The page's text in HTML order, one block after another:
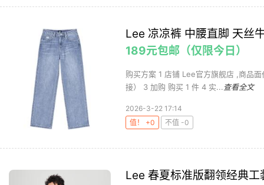
Lee 凉凉裤 中腰直脚 天丝
189元包邮（仅限今日）
购买方案 1 店铺 Lee官方旗舰店 ,商品
接） 3 加购 购买 1 件 4 实... 查看全文
2026-3-22 17:14
值！ +0
不值 -0
Lee 春夏标准版翻领经典